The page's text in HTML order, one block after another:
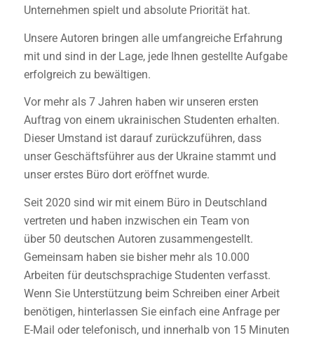
Unternehmen spielt und absolute Priorität hat.
Unsere Autoren bringen alle umfangreiche Erfahrung
mit und sind in der Lage, jede Ihnen gestellte Aufgabe
erfolgreich zu bewältigen.
Vor mehr als 7 Jahren haben wir unseren ersten
Auftrag von einem ukrainischen Studenten erhalten.
Dieser Umstand ist darauf zurückzuführen, dass
unser Geschäftsführer aus der Ukraine stammt und
unser erstes Büro dort eröffnet wurde.
Seit 2020 sind wir mit einem Büro in Deutschland
vertreten und haben inzwischen ein Team von
über 50 deutschen Autoren zusammengestellt.
Gemeinsam haben sie bisher mehr als 10.000
Arbeiten für deutschsprachige Studenten verfasst.
Wenn Sie Unterstützung beim Schreiben einer Arbeit
benötigen, hinterlassen Sie einfach eine Anfrage per
E-Mail oder telefonisch, und innerhalb von 15 Minuten